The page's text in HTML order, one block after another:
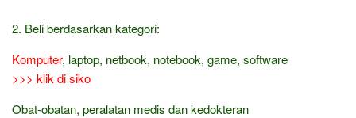
2. Beli berdasarkan kategori:
Komputer, laptop, netbook, notebook, game, software
>>> klik di siko
Obat-obatan, peralatan medis dan kedokteran